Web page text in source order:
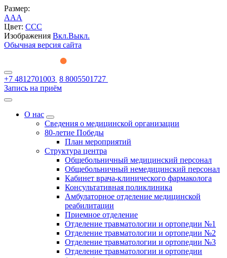
Размер:
AAA
Цвет: CCC
Изображения Вкл.Выкл.
Обычная версия сайта
+7 4812701003 8 8005501727
Запись на приём
О нас
Сведения о медицинской организации
80-летие Победы
План мероприятий
Структура центра
Общебольничный медицинский персонал
Общебольничный немедицинский персонал
Кабинет врача-клинического фармаколога
Консультативная поликлиника
Амбулаторное отделение медицинской
реабилитации
Приемное отделение
Отделение травматологии и ортопедии №1
Отделение травматологии и ортопедии №2
Отделение травматологии и ортопедии №3
Отделение травматологии и ортопедии